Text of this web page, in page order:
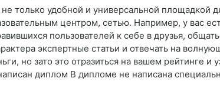
только удобной и универсальной площадкой
центром, сетью. Например, у вас
пользователей к себе в друзья,
экспертные статьи и отвечать на
но зато это отразиться на вашем рейтинге и
диплом В дипломе не написана